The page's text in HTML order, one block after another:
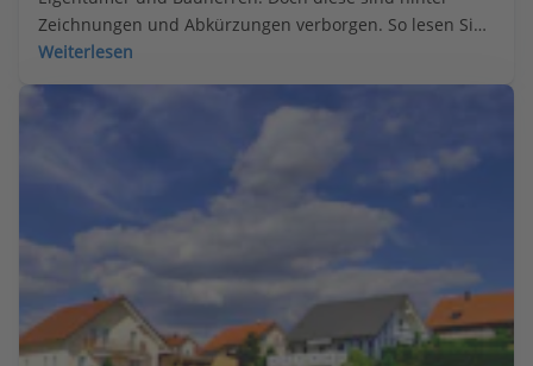
Zeichnungen und Abkürzungen verborgen. So lesen Sie
einen Bebauungsplan und was Kürzel wie SD oder FD, o
oder g, WR, MD und MK bedeuten.
Weiterlesen